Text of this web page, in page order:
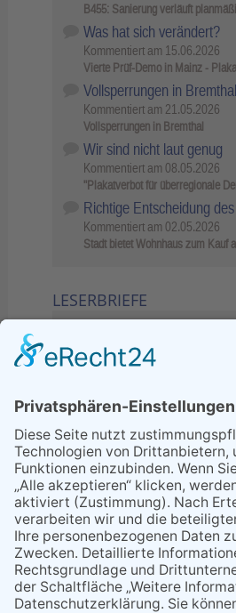
B455: Sanierung verläuft
Was hat sich verändert?
Kommentiert am 15.06.2026
Vierte Prüf-Demo in Mainz -
Vollsperrungen in Bremthal
Kommentiert am 21.05.2026
Vollsperrungen in Bremthal
Wir sind nicht laut genug
Kommentiert am 08.05.2026
"Plakatverbot für überregionale
Richtige Entscheidung
Kommentiert am 02.05.2026
Stadt bietet Wohnhaus zum Kauf
LESERBRIEFE
Sperrung
Grenzverkehr
21.04.2026
Wenn Bahn-
miteinander
11.03.2026
"Plakatverbot
Demos"
04.02.2026
Gelbe Tonne
über den
04.02.2026